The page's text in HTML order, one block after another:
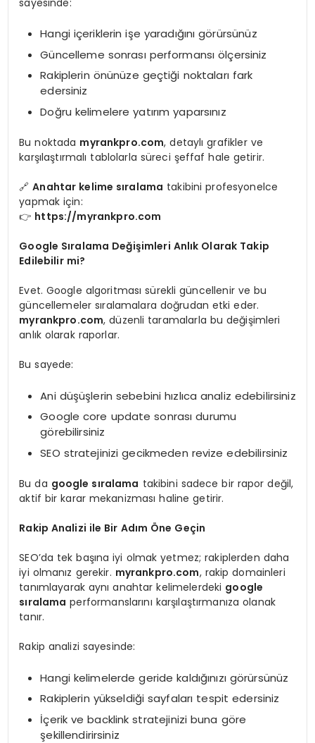
Hangi içeriklerin işe yaradığını görürsünüz
Güncelleme sonrası performansı ölçersiniz
Rakiplerin önünüze geçtiği noktaları fark
edersiniz
Doğru kelimelere yatırım yaparsınız
Bu noktada myrankpro.com, detaylı grafikler ve
karşılaştırmalı tablolarla süreci şeffaf hale getirir.
🔗Anahtar kelime sıralama takibini profesyonelce
yapmak için:
👉 https://myrankpro.com
Google Sıralama Değişimleri Anlık Olarak Takip
Edilebilir mi?
Evet. Google algoritması sürekli güncellenir ve bu
güncellemeler sıralamalara doğrudan etki eder.
myrankpro.com, düzenli taramalarla bu değişimleri
anlık olarak raporlar.
Bu sayede:
Ani düşüşlerin sebebini hızlıca analiz edebilirsiniz
Google core update sonrası durumu
görebilirsiniz
SEO stratejinizi gecikmeden revize edebilirsiniz
Bu da google sıralama takibini sadece bir rapor değil,
aktif bir karar mekanizması haline getirir.
Rakip Analizi ile Bir Adım Öne Geçin
SEO’da tek başına iyi olmak yetmez; rakiplerden daha
iyi olmanız gerekir. myrankpro.com, rakip domainleri
tanımlayarak aynı anahtar kelimelerdeki google
sıralama performanslarını karşılaştırmanıza olanak
tanır.
Rakip analizi sayesinde:
Hangi kelimelerde geride kaldığınızı görürsünüz
Rakiplerin yükseldiği sayfaları tespit edersiniz
İçerik ve backlink stratejinizi buna göre
şekillendirirsiniz